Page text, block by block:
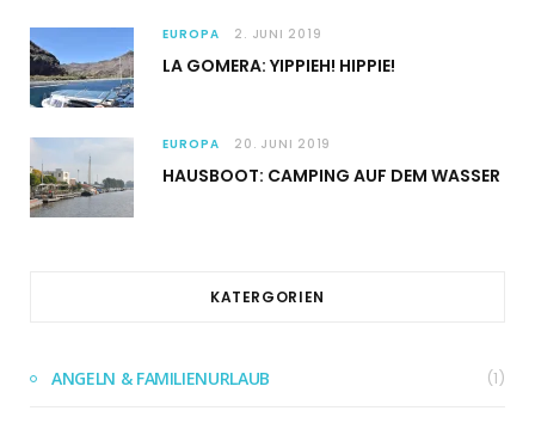
EUROPA 2. JUNI 2019
LA GOMERA: YIPPIEH! HIPPIE!
EUROPA 20. JUNI 2019
HAUSBOOT: CAMPING AUF DEM WASSER
KATERGORIEN
ANGELN & FAMILIENURLAUB (1)